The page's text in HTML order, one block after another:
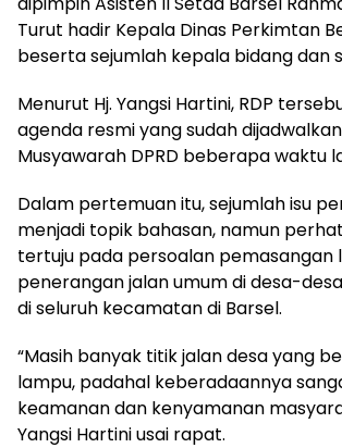
Turut hadir Kepala Dinas Perkimtan
beserta sejumlah kepala bidang dan
Menurut Hj. Yangsi Hartini, RDP
agenda resmi yang sudah
Musyawarah DPRD beberapa waktu
Dalam pertemuan itu, sejumlah isu
menjadi topik bahasan, namun
tertuju pada persoalan pemasangan
penerangan jalan umum di desa-
di seluruh kecamatan di Barsel.
“Masih banyak titik jalan desa yang
lampu, padahal keberadaannya
keamanan dan kenyamanan
Yangsi Hartini usai rapat.